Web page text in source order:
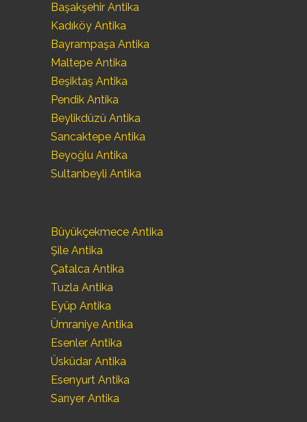
Başakşehir Antika
Kadıköy Antika
Bayrampaşa Antika
Maltepe Antika
Beşiktaş Antika
Pendik Antika
Beylikdüzü Antika
Sancaktepe Antika
Beyoğlu Antika
Sultanbeyli Antika
Büyükçekmece Antika
Şile Antika
Çatalca Antika
Tuzla Antika
Eyüp Antika
Ümraniye Antika
Esenler Antika
Üsküdar Antika
Esenyurt Antika
Sarıyer Antika